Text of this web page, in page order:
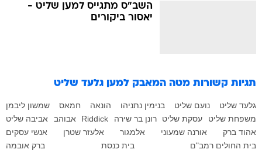
השב"ס מתגייס למען שליט -
יאסור ביקורים
תגיות קשורות מטה המאבק למען גלעד שליט
גלעד שליט נועם שליט בנימין נתניהו הונאה חמאס
שמשון ליבמן
משפחת שליט
עסקת שליט רונן בר שירה Riddick אבוהב
אביבה שליט
אהוד ברק
אורנה שמעוני אלמגור אלעזר שטרן
אנשי עסקים
בית החולים רמב"ם
בית כנסת ברק אובמה